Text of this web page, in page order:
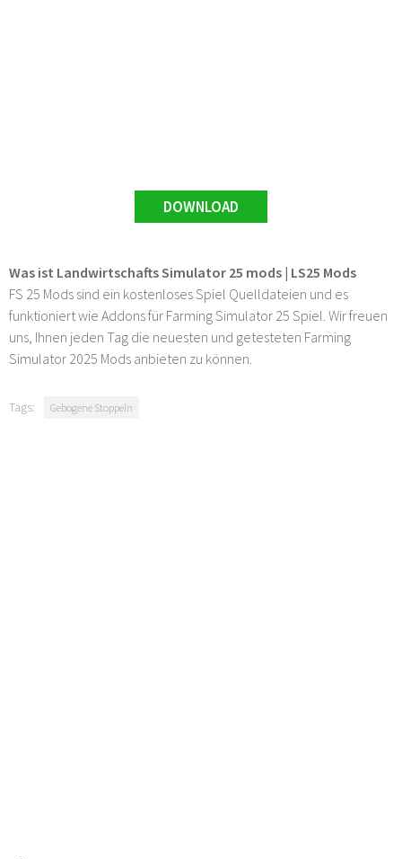
DOWNLOAD
Was ist Landwirtschafts Simulator 25 mods | LS25 Mods
FS 25 Mods sind ein kostenloses Spiel Quelldateien und es
funktioniert wie Addons für Farming Simulator 25 Spiel. Wir freuen
uns, Ihnen jeden Tag die neuesten und getesteten Farming
Simulator 2025 Mods anbieten zu können.
Tags: Gebogene Stoppeln